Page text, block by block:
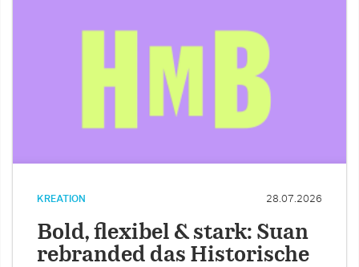
KREATION 28.07.2026
Bold, flexibel & stark: Suan
rebranded das Historische